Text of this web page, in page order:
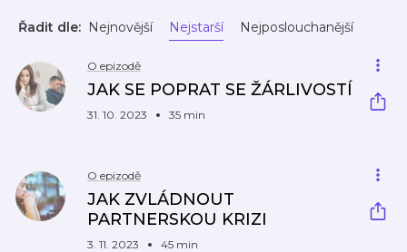
Řadit dle: Nejnovější Nejstarší Nejposlouchanější
O epizodě
JAK SE POPRAT SE ŽÁRLIVOSTÍ
31. 10. 2023 35 min
O epizodě
JAK ZVLÁDNOUT
PARTNERSKOU KRIZI
3. 11. 2023 45 min